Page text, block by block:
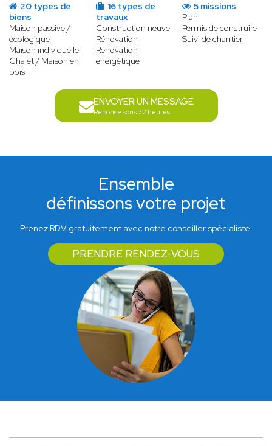
20 types de
biens
Maison passive /
écologique
Maison individuelle
Chalet / Maison en
bois
16 types de
travaux
Construction neuve
Rénovation
Rénovation
énergétique
5 missions
Plan
Permis de construire
Suivi de chantier
ENVOYER UN MESSAGE
Réponse sous 72 heures
Ensemble
définissons votre projet
Prenez RDV gratuitement avec notre conseiller spécialiste.
PRENDRE RENDEZ-VOUS